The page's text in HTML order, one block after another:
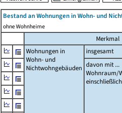
Bestand an Wohnungen in Wohn- und
ohne Wohnheime
Merkmal
Wohnungen in
Wohn- und
Nichtwohngebäuden
insgesamt
davon mit ...
Wohnraum/